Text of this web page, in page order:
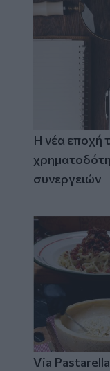
Η νέα εποχή
συνεργειών
Via